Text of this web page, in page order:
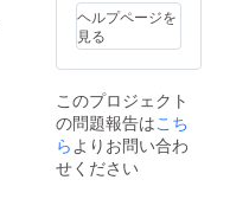
ヘルプページを
見る
このプロジェクト
の問題報告はこち
ら よりお問い合わ
せください